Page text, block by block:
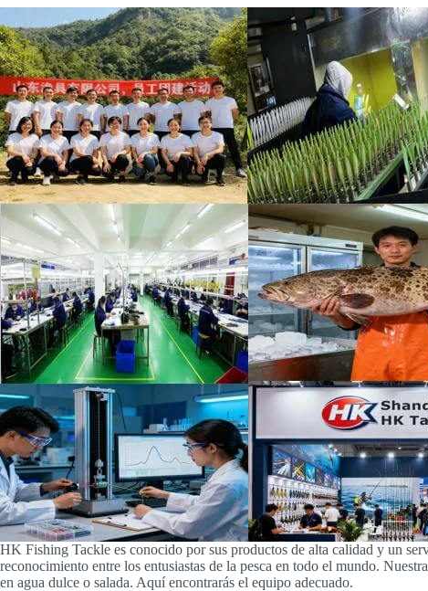
HK Fishing Tackle es conocido por sus productos de alta calidad y un
reconocimiento entre los entusiastas de la pesca en todo el mundo.
en agua dulce o salada. Aquí encontrarás el equipo adecuado.